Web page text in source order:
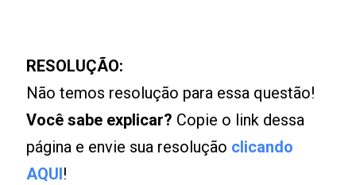
RESOLUÇÃO:
Não temos resolução para essa questão!
Você sabe explicar? Copie o link dessa
página e envie sua resolução clicando
AQUI !